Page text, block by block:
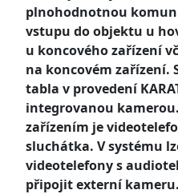
plnohodnotnou
vstupu do objektu u
u koncového zařízení
na koncovém zařízení.
tabla v provedení
integrovanou
zařízením je
sluchátka. V systému
videotelefony s
připojit externí